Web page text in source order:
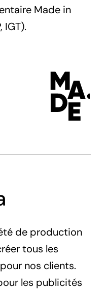
Made in
IGT).
de production
tous les
nos clients.
les publicités